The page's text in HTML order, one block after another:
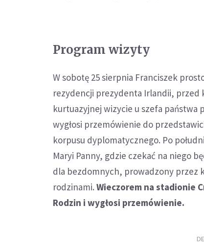
Program wizyty
W sobotę 25 sierpnia Franciszek
rezydencji prezydenta Irlandii, przed
kurtuazyjnej wizycie u szefa państwa
wygłosi przemówienie do
korpusu dyplomatycznego. Po
Maryi Panny, gdzie czekać na niego
dla bezdomnych, prowadzony przez
rodzinami.Wieczorem na stadionie
Rodzin i wygłosi przemówienie.